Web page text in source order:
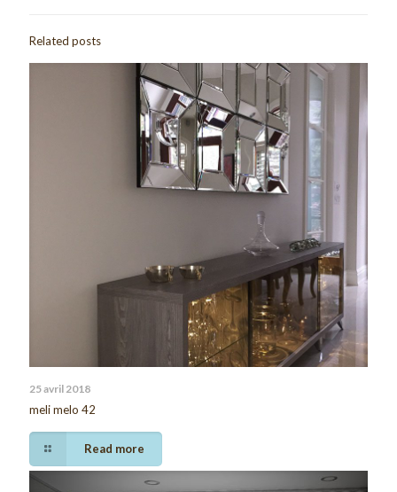
Related posts
25 avril 2018
meli melo 42
Read more